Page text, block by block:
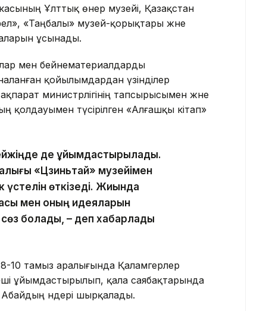
Ұлттық өнер музейі, Қазақстан
«Таңбалы» музей-қорықтары және
ұсынады.
мен бейнематериалдарды
қойылымдардан үзінділер
министрлігінің тапсырысымен және
қолдауымен түсірілген «Алғашқы кітап»
де ұйымдастырылады.
«Цзиньтай» музейімен
үстелін өткізеді. Жиында
мен оның идеяларын
болады, – деп хабарлады
10 тамыз аралығында Қаламгерлер
ұйымдастырылып, қала саябақтарында
әндері шырқалады.